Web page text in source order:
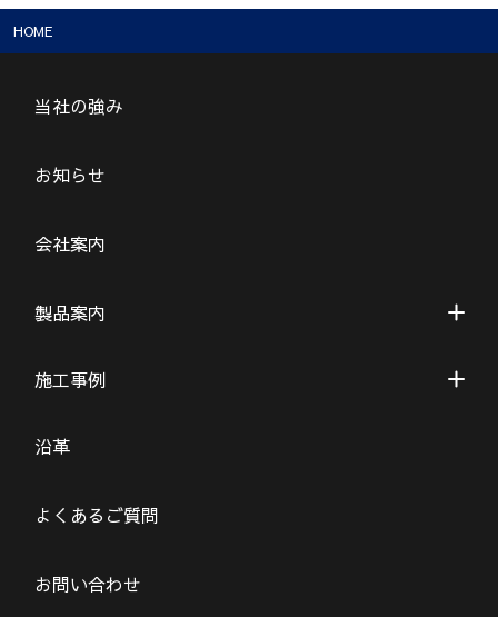
HOME
当社の強み
お知らせ
会社案内
製品案内
施工事例
沿革
よくあるご質問
お問い合わせ